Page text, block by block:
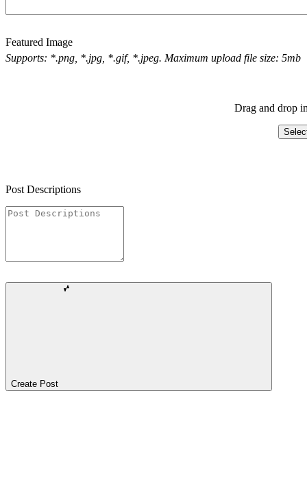
Featured Image
Supports: *.png, *.jpg, *.gif, *.jpeg. Maximum upload file size: 5mb
Drag and drop
Post Descriptions
Create Post